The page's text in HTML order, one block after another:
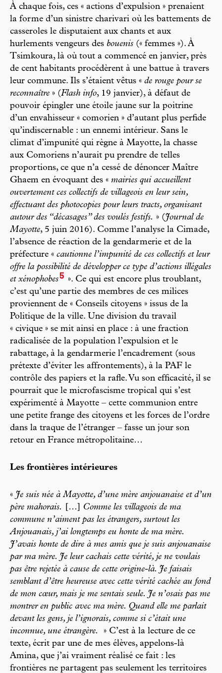
À chaque fois, ces « actions d’expulsion » prenaient
la forme d’un sinistre charivari où les battements de
casseroles le disputaient aux chants et aux
hurlements vengeurs des bouenis (« femmes »). À
Tsimkoura, là où tout a commencé en janvier, près
de cent habitants procédèrent à une battue à travers
leur commune. Ils s’étaient vêtus « de rouge pour se
reconnaître » (Flash info, 19 janvier), à défaut de
pouvoir épingler une étoile jaune sur la poitrine
d’un envahisseur « comorien » d’autant plus perfide
qu’indiscernable : un ennemi intérieur. Sans le
climat d’impunité qui règne à Mayotte, la chasse
aux Comoriens n’aurait pu prendre de telles
proportions, ce que n’a cessé de dénoncer Maître
Ghaem en évoquant des « mairies qui accueillent
ouvertement ces collectifs de villageois en leur sein,
effectuant des photocopies pour leurs tracts, organisant
autour des “décasages” des voulés festifs. » (Journal de
Mayotte, 5 juin 2016). Comme l’analyse la Cimade,
l’absence de réaction de la gendarmerie et de la
préfecture « cautionne l’impunité de ces collectifs et leur
offre la possibilité de développer ce type d’actions illégales
et xénophobes5 ». Ce qui est encore plus troublant,
c’est qu’une partie des membres de ces milices
proviennent de « Conseils citoyens » issus de la
Politique de la ville. Une division du travail
« civique » se mit ainsi en place : à une fraction
radicalisée de la population l’expulsion et le
rabattage, à la gendarmerie l’encadrement (sous
prétexte d’éviter les affrontements), à la PAF le
contrôle des papiers et la rafle. Vu son efficacité, il se
pourrait que le microfascisme tropical qui s’est
expérimenté à Mayotte – cette communion entre
une petite frange des citoyens et les forces de l’ordre
dans la traque de l’étranger – fasse un jour son
retour en France métropolitaine…
Les frontières intérieures
« Je suis née à Mayotte, d’une mère anjouanaise et d’un
père mahorais.
[…] Comme les villageois de ma
commune n’aiment pas les étrangers, surtout les
Anjouanais, j’ai longtemps eu honte de ma mère.
J’avais honte de dire à mes amis que je suis anjouanaise
par ma mère. Je leur cachais cette vérité, je ne voulais
pas être rejetée à cause de cette origine-là. Je faisais
semblant d’être heureuse avec cette vérité cachée au fond
de mon cœur, mais je me sentais seule. Je n’osais pas me
montrer en public avec ma mère. Quand elle me parlait
devant les gens, je l’ignorais, comme si c’était une
inconnue, une étrangère.
» C’est à la lecture de ce
texte, écrit par une de mes élèves, appelons-là
Amina, que j’ai vraiment réalisé ce fait : les
frontières ne partagent pas seulement les territoires